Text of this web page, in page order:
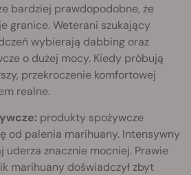
bardziej prawdopodobne, że
granice. Weterani szukający
wybierają dabbing oraz
o dużej mocy. Kiedy próbują
przekroczenie komfortowej
realne.
produkty spożywcze
od palenia marihuany. Intensywny
uderza znacznie mocniej. Prawie
marihuany doświadczył zbyt